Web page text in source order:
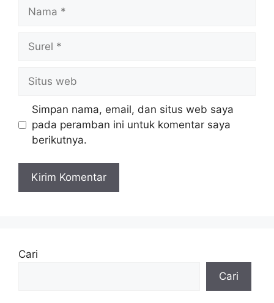
web
Simpan nama, email, dan situs web saya
pada peramban ini untuk komentar saya
berikutnya.
Cari
Cari